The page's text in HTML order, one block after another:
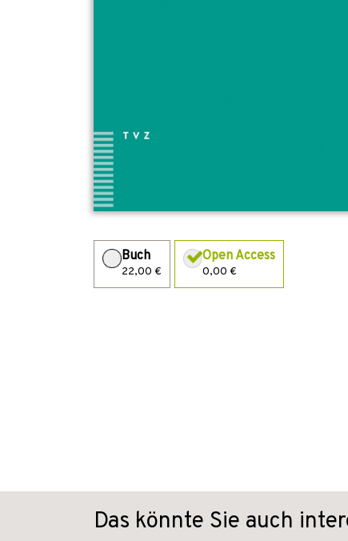
Buch
22,00 €
Open Access
0,00 €
Das könnte Sie auch